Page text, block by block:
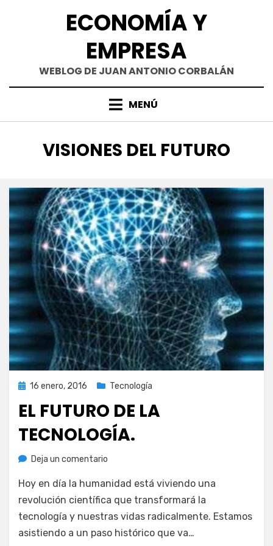
ECONOMÍA Y
EMPRESA
WEBLOG DE JUAN ANTONIO CORBALÁN
MENÚ
ETIQUETA
:
VISIONES DEL FUTURO
Publicada
16 enero, 2016 Tecnología
EL FUTURO DE LA
TECNOLOGÍA.
porJuan A. Corbalán
Deja un comentario
futuro
de
la
Hoy en día la humanidad está viviendo una
revolución científica que transformará la
tecnología y nuestras vidas radicalmente. Estamos
asistiendo a un paso histórico que va…